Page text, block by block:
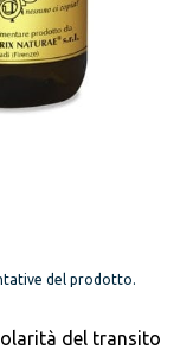
del prodotto.
del transito